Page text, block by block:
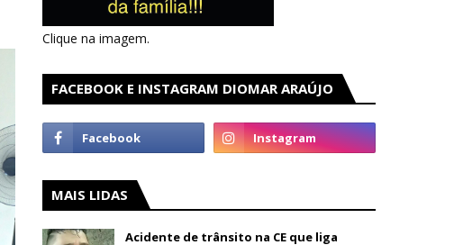
Clique na imagem.
FACEBOOK E INSTAGRAM DIOMAR ARAÚJO
MAIS LIDAS
Acidente de trânsito na CE que liga